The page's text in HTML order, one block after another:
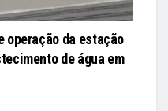
operação da estação
de água em